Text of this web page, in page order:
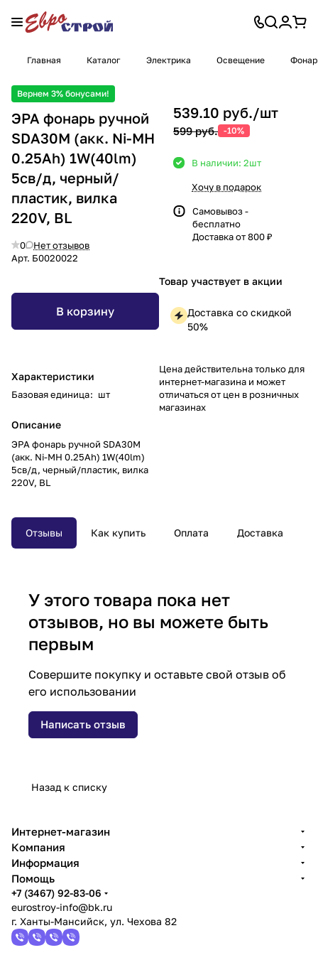
Главная Каталог Электрика Освещение
Вернем 3% бонусами!
ЭРА фонарь ручной
SDA30M (акк. Ni-MH
0.25Ah) 1W(40lm)
5св/д, черный/
пластик, вилка
220V, BL
0
Нет отзывов
Арт. Б0020022
В корзину
Характеристики
Базовая единица: шт
Описание
ЭРА фонарь ручной SDA30M
(акк. Ni-MH 0.25Ah) 1W(40lm)
5св/д, черный/пластик, вилка
220V, BL
539.10 руб./шт
599 руб. -10%
В наличии: 2шт
Хочу в подарок
Самовывоз -
бесплатно
Доставка от 800 ₽
Товар участвует в акции
Доставка со скидкой
50%
Цена действительна только для
интернет-магазина и может
отличаться от цен в розничных
магазинах
Отзывы Как купить Оплата Доставка
У этого товара пока нет
отзывов, но вы можете быть
первым
Совершите покупку и оставьте свой отзыв об
его использовании
Написать отзыв
Назад к списку
Интернет-магазин
Компания
Информация
Помощь
+7 (3467) 92-83-06
eurostroy-info@bk.ru
г. Ханты-Мансийск, ул. Чехова 82